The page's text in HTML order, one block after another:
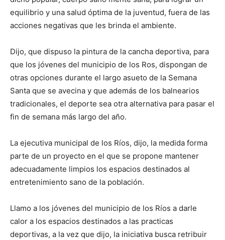
equilibrio y una salud óptima de la juventud, fuera de las
acciones negativas que les brinda el ambiente.
Dijo, que dispuso la pintura de la cancha deportiva, para
que los jóvenes del municipio de los Ros, dispongan de
otras opciones durante el largo asueto de la Semana
Santa que se avecina y que además de los balnearios
tradicionales, el deporte sea otra alternativa para pasar el
fin de semana más largo del año.
La ejecutiva municipal de los Ríos, dijo, la medida forma
parte de un proyecto en el que se propone mantener
adecuadamente limpios los espacios destinados al
entretenimiento sano de la población.
Llamo a los jóvenes del municipio de los Ríos a darle
calor a los espacios destinados a las practicas
deportivas, a la vez que dijo, la iniciativa busca retribuir